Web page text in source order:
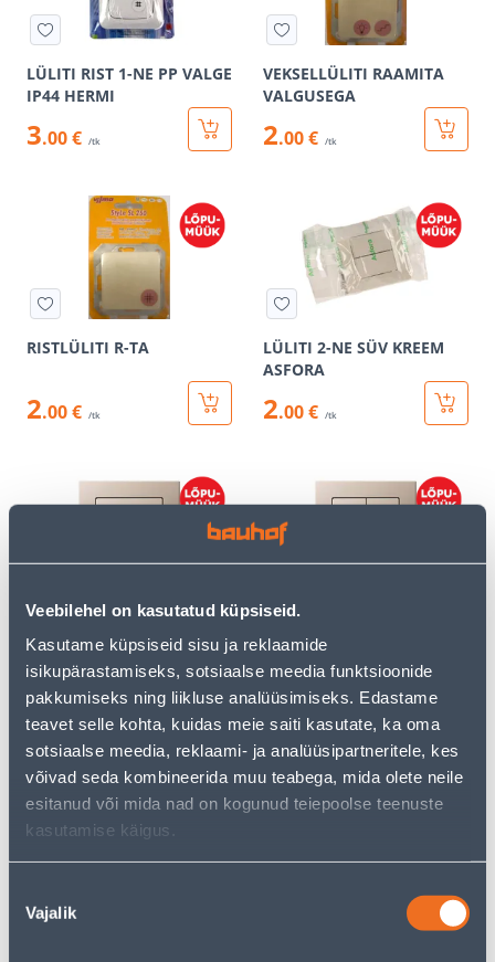
Veebilehel on kasutatud küpsiseid.
Kasutame küpsiseid sisu ja reklaamide
isikupärastamiseks, sotsiaalse meedia funktsioonide
pakkumiseks ning liikluse analüüsimiseks. Edastame
teavet selle kohta, kuidas meie saiti kasutate, ka oma
sotsiaalse meedia, reklaami- ja analüüsipartneritele, kes
võivad seda kombineerida muu teabega, mida olete neile
esitanud või mida nad on kogunud teiepoolse teenuste
kasutamise käigus.
valik
Vajalik
LÜLITI RIST 1-NE PP VALGE
IP44 HERMI
3.00 € /tk
VEKSELLÜLITI RAAMITA
VALGUSEGA
2.00 € /tk
RISTLÜLITI R-TA
2.00 € /tk
LÜLITI 2-NE SÜV KREEM
ASFORA
2.00 € /tk
LÜLITI 1-NE RAAMITA
EPSILON ŠAMPANJA
3.00 €
LÜLITI 2-NE RAAMITA
EPSILON ŠAMPANJA
3 .00 €
EPSILON ŠAMPANJA